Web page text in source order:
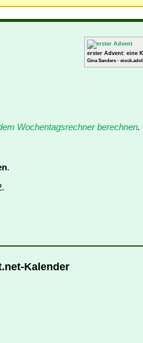
erster Advent: eine
Gina Sanders -
Wochentagsrechner berechnen.
.
Kalender